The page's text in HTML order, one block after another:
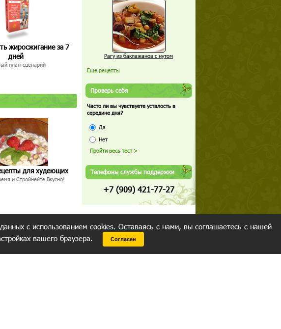
жиросжигание за 7
дней
план-сценарий
для худеющих
и Стройнейте Вкусно!
Рагу из баклажанов с нутом
Еще рецепты
Проверь себя
Часто ли вы чувствуете усталость в
середине дня?
Да
Нет
Телефоны службы поддержки
+7 (909) 421-77-27
с использованием cookies. Оставаясь с нами, вы соглашаетесь с нашей
вашего браузера. Согласен